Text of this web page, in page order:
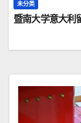
未分类
暨南大学意大利